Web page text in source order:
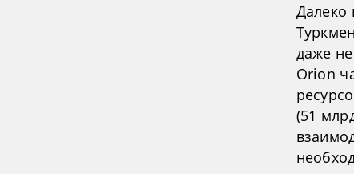
Далеко
даже
Orion
(51